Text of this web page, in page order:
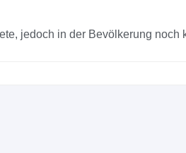
jedoch in der Bevölkerung noch